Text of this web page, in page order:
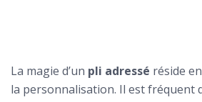
La magie d’un pli adressé réside
la personnalisation. Il est fréquent